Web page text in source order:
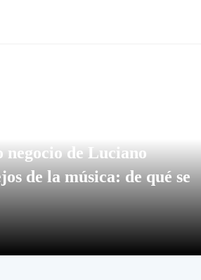
negocio de Luciano
de la música: de qué se